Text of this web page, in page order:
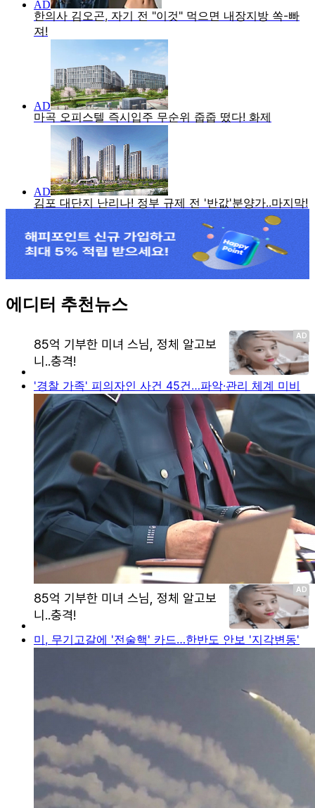
에디터 추천뉴스
'경찰 가족' 피의자인 사건 45건…파악·관리 체계 미비
미, 무기고갈에 '전술핵' 카드…한반도 안보 '지각변동'